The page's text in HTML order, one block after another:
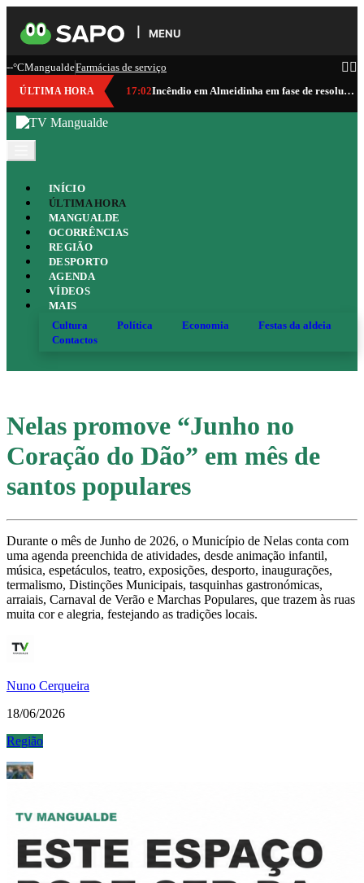
MENU
--°CMangualdeFarmácias de serviço
ÚLTIMA HORA 17:02 Incêndio em Almeidinha em fase de resolução
INÍCIO
ÚLTIMA HORA
MANGUALDE
OCORRÊNCIAS
REGIÃO
DESPORTO
AGENDA
VÍDEOS
MAIS
Cultura
Política Economia
Festas da aldeia
Contactos
Nelas promove “Junho no
Coração do Dão” em mês de
santos populares
Durante o mês de Junho de 2026, o Município de Nelas conta com
uma agenda preenchida de atividades, desde animação infantil,
música, espetáculos, teatro, exposições, desporto, inaugurações,
termalismo, Distinções Municipais, tasquinhas gastronómicas,
arraiais, Carnaval de Verão e Marchas Populares, que trazem às ruas
muita cor e alegria, festejando as tradições locais.
Nuno Cerqueira
18/06/2026
Região